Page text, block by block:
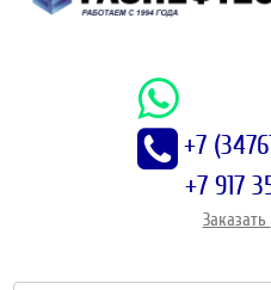
+7
+7 917
Заказать